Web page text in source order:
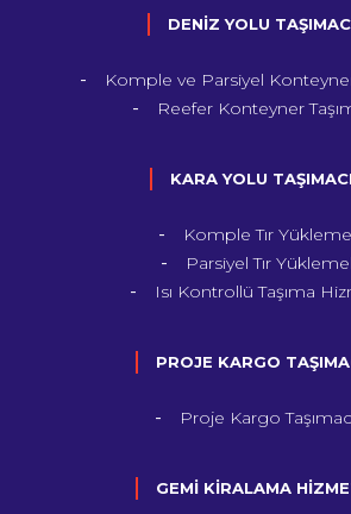
DENİZ YOLU
Komple ve Parsiyel Konteyner
Reefer Konteyner
KARA YOLU
Komple Tır
Parsiyel Tır
Isı Kontrollü Taşıma
PROJE KARGO
Proje Kargo
GEMİ KİRALAMA